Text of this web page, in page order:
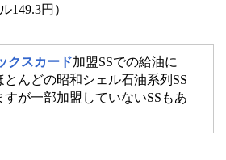
149.3円）
クスカード加盟SSでの給油に
んどの昭和シェル石油系列SS
が一部加盟していないSSもあ